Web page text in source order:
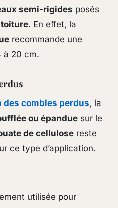
semi-rigides posés
. En effet, la
recommande une
à 20 cm.
des combles perdus, la
ou épandue sur le
de cellulose reste
ce type d’application.
utilisée pour